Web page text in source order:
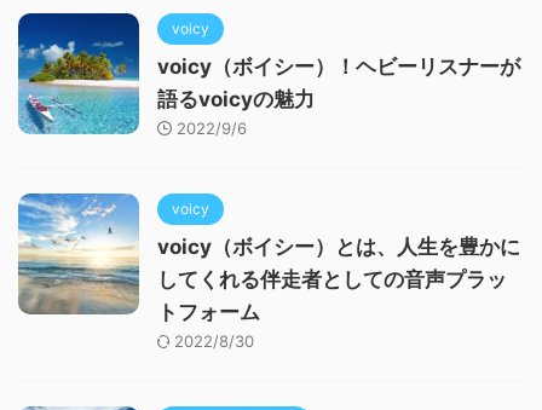
voicy
voicy（ボイシー）！ヘビーリスナーが
語るvoicyの魅力
2022/9/6
voicy
voicy（ボイシー）とは、人生を豊かに
してくれる伴走者としての音声プラッ
トフォーム
2022/8/30